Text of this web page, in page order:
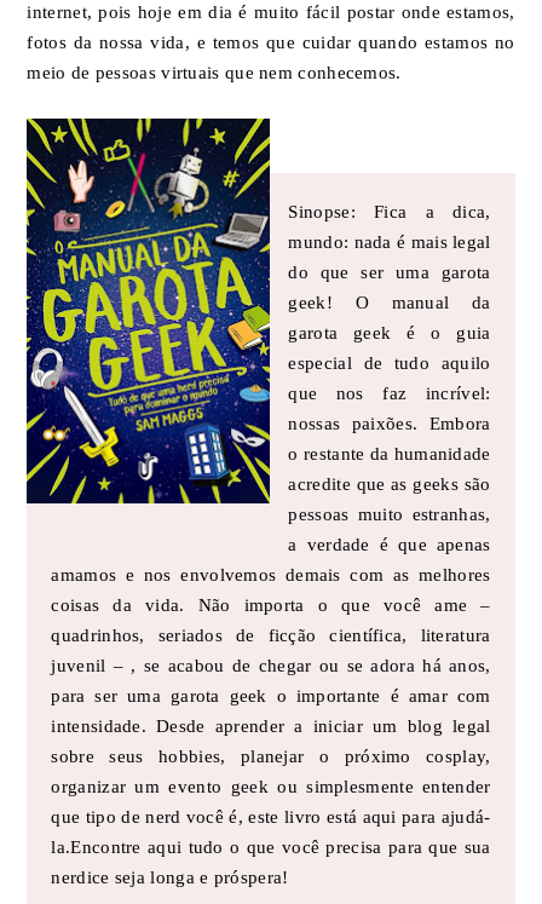
internet, pois hoje em dia é muito fácil postar onde estamos,
fotos da nossa vida, e temos que cuidar quando estamos no
meio de pessoas virtuais que nem conhecemos.
Sinopse: Fica a dica,
mundo: nada é mais legal
do que ser uma garota
geek! O manual da
garota geek é o guia
especial de tudo aquilo
que nos faz incrível:
nossas paixões. Embora
o restante da humanidade
acredite que as geeks são
pessoas muito estranhas,
a verdade é que apenas
amamos e nos envolvemos demais com as melhores
coisas da vida. Não importa o que você ame –
quadrinhos, seriados de ficção científica, literatura
juvenil – , se acabou de chegar ou se adora há anos,
para ser uma garota geek o importante é amar com
intensidade. Desde aprender a iniciar um blog legal
sobre seus hobbies, planejar o próximo cosplay,
organizar um evento geek ou simplesmente entender
que tipo de nerd você é, este livro está aqui para ajudá-
la.Encontre aqui tudo o que você precisa para que sua
nerdice seja longa e próspera!